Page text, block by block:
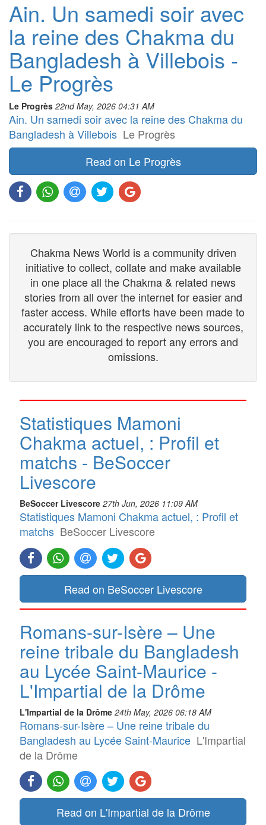
Ain. Un samedi soir avec
la reine des Chakma du
Bangladesh à Villebois -
Le Progrès
Le Progrès 22nd May, 2026 04:31 AM
Ain. Un samedi soir avec la reine des Chakma du
Bangladesh à Villebois Le Progrès
Read on Le Progrès
Chakma News World is a community driven
initiative to collect, collate and make available
in one place all the Chakma & related news
stories from all over the internet for easier and
faster access. While efforts have been made to
accurately link to the respective news sources,
you are encouraged to report any errors and
omissions.
Statistiques Mamoni
Chakma actuel, : Profil et
matchs - BeSoccer
Livescore
BeSoccer Livescore 27th Jun, 2026 11:09 AM
Statistiques Mamoni Chakma actuel, : Profil et
matchs BeSoccer Livescore
Read on BeSoccer Livescore
Romans-sur-Isère – Une
reine tribale du Bangladesh
au Lycée Saint-Maurice -
L'Impartial de la Drôme
L'Impartial de la Drôme 24th May, 2026 06:18 AM
Romans-sur-Isère – Une reine tribale du
Bangladesh au Lycée Saint-Maurice L'Impartial
de la Drôme
Read on L'Impartial de la Drôme